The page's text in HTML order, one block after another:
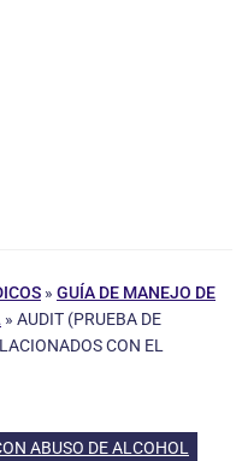
» GUÍA DE MANEJO DE
» AUDIT (PRUEBA DE
CON EL
ABUSO DE ALCOHOL